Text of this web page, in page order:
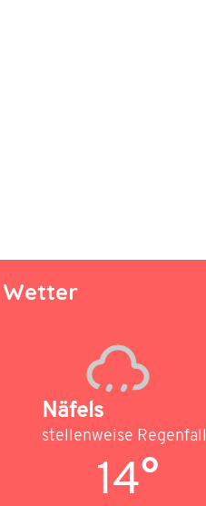
Wetter
Näfels
stellenweise Regenfall
14°